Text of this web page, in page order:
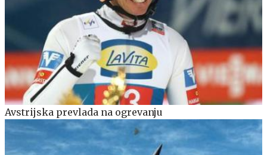
Avstrijska prevlada na ogrevanju